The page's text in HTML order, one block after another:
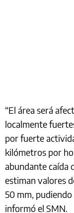
“El área será
localmente
por fuerte
kilómetros por
abundante caída
estiman valores
50 mm,
informó el SMN.